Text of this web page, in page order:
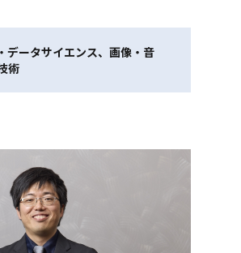
データサイエンス、画像・音
術